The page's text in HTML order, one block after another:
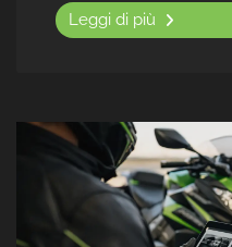
Leggi di più